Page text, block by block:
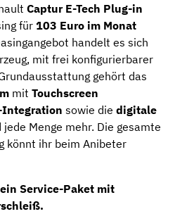
Captur E-Tech Plug-in
für 103 Euro im Monat
handelt es sich
mit frei konfigurierbarer
gehört das
mit Touchscreen
Integration sowie die digitale
jede Menge mehr. Die gesamte
könnt ihr beim Anibeter
Service-Paket mit